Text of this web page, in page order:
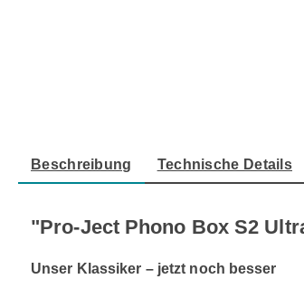
Beschreibung Technische Details
"Pro-Ject Phono Box S2
Unser Klassiker – jetzt noch besser